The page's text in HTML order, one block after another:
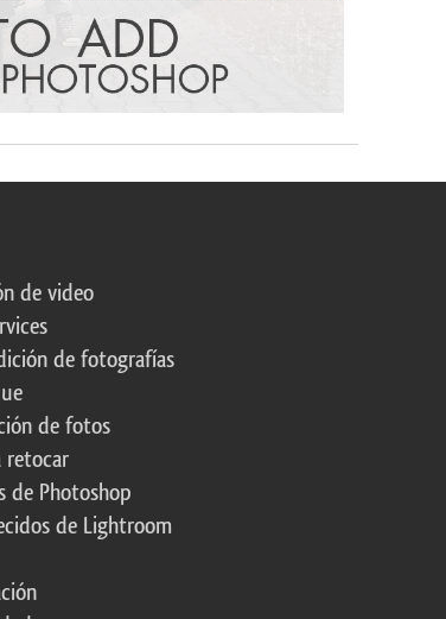
de video
de fotografías
de fotos
retocar
de Photoshop
de Lightroom